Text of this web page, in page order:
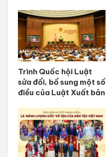
Trình Quốc hội Luật
sửa đổi, bổ sung một số
điều của Luật Xuất bản